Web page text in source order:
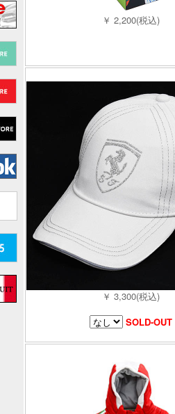
￥ 2,200(税込)
￥ 3,300(税込)
SOLD-OUT